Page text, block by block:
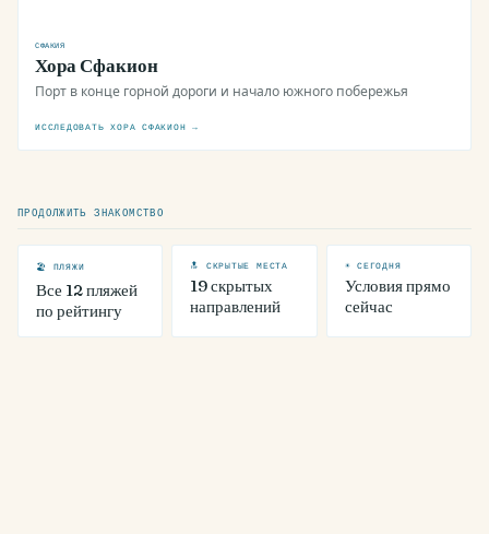
СФАКИЯ
Хора Сфакион
Порт в конце горной дороги и начало южного побережья
ИССЛЕДОВАТЬ ХОРА СФАКИОН →
ПРОДОЛЖИТЬ ЗНАКОМСТВО
🏖 ПЛЯЖИ
Все 12 пляжей
по рейтингу
🔝 СКРЫТЫЕ МЕСТА
19 скрытых
направлений
☀ СЕГОДНЯ
Условия прямо
сейчас